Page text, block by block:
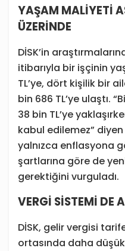
YAŞAM MALİYETİ
ÜZERİNDE
DİSK’in
itibarıyla bir işçinin
TL’ye, dört kişilik bir
bin 686 TL’ye ulaştı.
38 bin TL’ye
kabul edilemez”
yalnızca enflasyona
şartlarına göre de
gerektiğini vurguladı.
VERGİ SİSTEMİ DE
DİSK, gelir vergisi
ortasında daha